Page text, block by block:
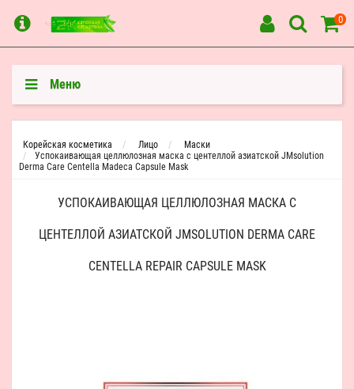
0
Меню
Корейская косметика Лицо
Маски
Успокаивающая целлюлозная маска с центеллой азиатской JMsolution
Derma Care Centella Madeca Capsule Mask
УСПОКАИВАЮЩАЯ ЦЕЛЛЮЛОЗНАЯ МАСКА С
ЦЕНТЕЛЛОЙ АЗИАТСКОЙ JMSOLUTION DERMA CARE
CENTELLA REPAIR CAPSULE MASK